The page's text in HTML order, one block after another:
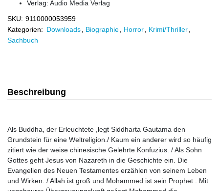
Verlag: Audio Media Verlag
SKU: 9110000053959
Kategorien: Downloads Biographie Horror Krimi/Thriller
Sachbuch
Beschreibung
Als Buddha, der Erleuchtete ,legt Siddharta Gautama den
Grundstein für eine Weltreligion./ Kaum ein anderer wird so häufig
zitiert wie der weise chinesische Gelehrte Konfuzius. / Als Sohn
Gottes geht Jesus von Nazareth in die Geschichte ein. Die
Evangelien des Neuen Testamentes erzählen von seinem Leben
und Wirken. / Allah ist groß und Mohammed ist sein Prophet . Mit